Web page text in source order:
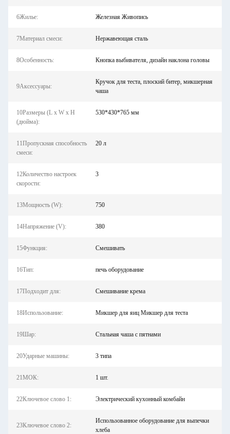
6Жилье: Железная Живопись
7Материал смеси: Нержавеющая сталь
8Особенность: Кнопка выбивателя, дизайн наклона головы
9Аксессуары:
Кручок для теста, плоский битер, микшерная
чаша
10Размеры (L x W x H
(дюйма):
530*430*765 мм
11Пропускная способность
смеси:
20 л
12Количество настроек
скорости:
3
13Мощность (W): 750
14Напряжение (V): 380
15Функция: Смешивать
16Тип: печь оборудование
17Подходит для: Смешивание крема
18Использование: Микшер для яиц Микшер для теста
19Шар: Стальная чаша с пятнами
20Ударные машины: 3 типа
21МОК: 1 шт.
22Ключевое слово 1: Электрический кухонный комбайн
23Ключевое слово 2:
Использованное оборудование для выпечки
хлеба